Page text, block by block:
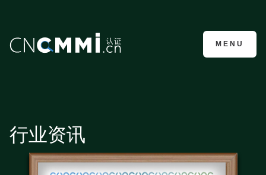
CMMI认证咨询
MENU
行业资讯